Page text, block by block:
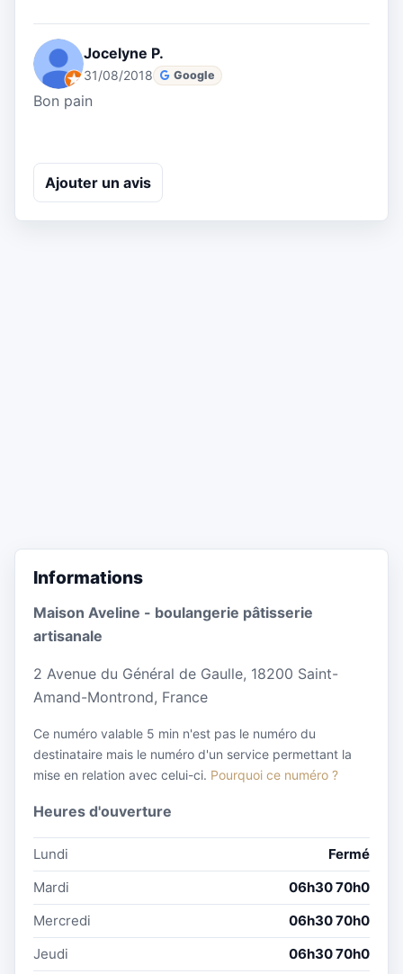
Jocelyne P.
31/08/2018 Google
Bon pain
Ajouter un avis
Informations
Maison Aveline - boulangerie pâtisserie
artisanale
2 Avenue du Général de Gaulle, 18200 Saint-
Amand-Montrond, France
Ce numéro valable 5 min n'est pas le numéro du
destinataire mais le numéro d'un service permettant la
mise en relation avec celui-ci. Pourquoi ce numéro ?
Heures d'ouverture
Lundi
Fermé
Mardi
06h30 70h0
Mercredi
06h30 70h0
Jeudi
06h30 70h0